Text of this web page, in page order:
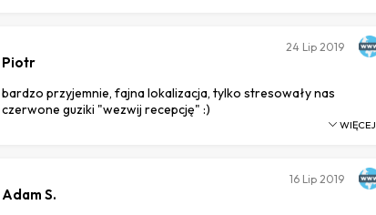
Piotr
bardzo przyjemnie, fajna lokalizacja, tylko stresowały nas
czerwone guziki "wezwij recepcję" :)
24 Lip 2019
WIĘCEJ
Adam S.
16 Lip 2019